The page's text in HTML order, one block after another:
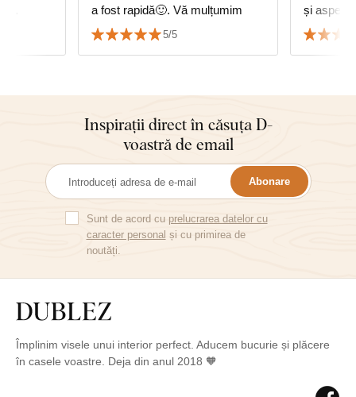
a fost rapidă🙂. Vă mulțumim
5/5
și
Juraj
Inspirații direct în căsuța D-
voastră de email
Abonare
Sunt de acord cu prelucrarea datelor cu
caracter personal și cu primirea de
noutăți.
Împlinim visele unui interior perfect. Aducem bucurie și plăcere
în casele voastre. Deja din anul 2018 🧡